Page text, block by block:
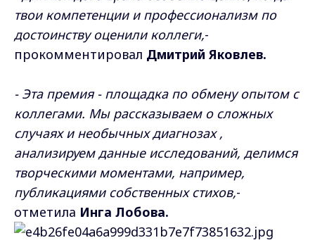
твои компетенции и профессионализм по
достоинству оценили коллеги,-
прокомментировал Дмитрий Яковлев.
- Эта премия - площадка по обмену опытом с
коллегами. Мы рассказываем о сложных
случаях и необычных диагнозах ,
анализируем данные исследований, делимся
творческими моментами, например,
публикациями собственных стихов,-
отметила Инга Лобова.